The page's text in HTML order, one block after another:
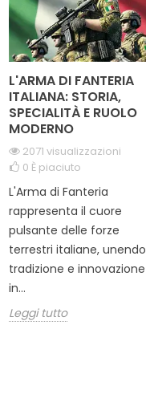
L'ARMA DI FANTERIA
ITALIANA: STORIA,
SPECIALITÀ E RUOLO
MODERNO
2071 visualizzazioni
0 È piaciuto
L'Arma di Fanteria
rappresenta il cuore
pulsante delle forze
terrestri italiane, unendo
tradizione e innovazione
in...
Leggi tutto